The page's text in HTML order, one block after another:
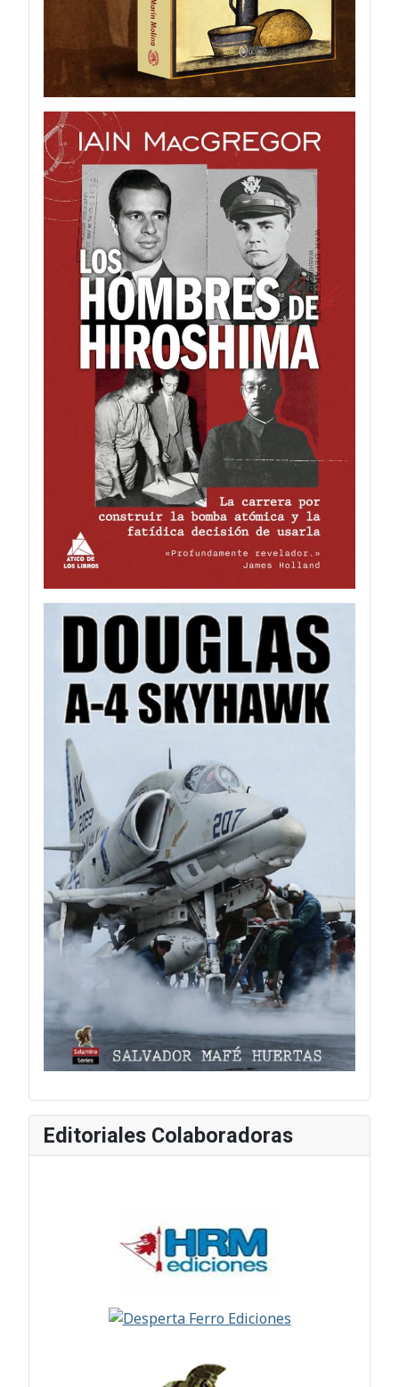
Editoriales Colaboradoras